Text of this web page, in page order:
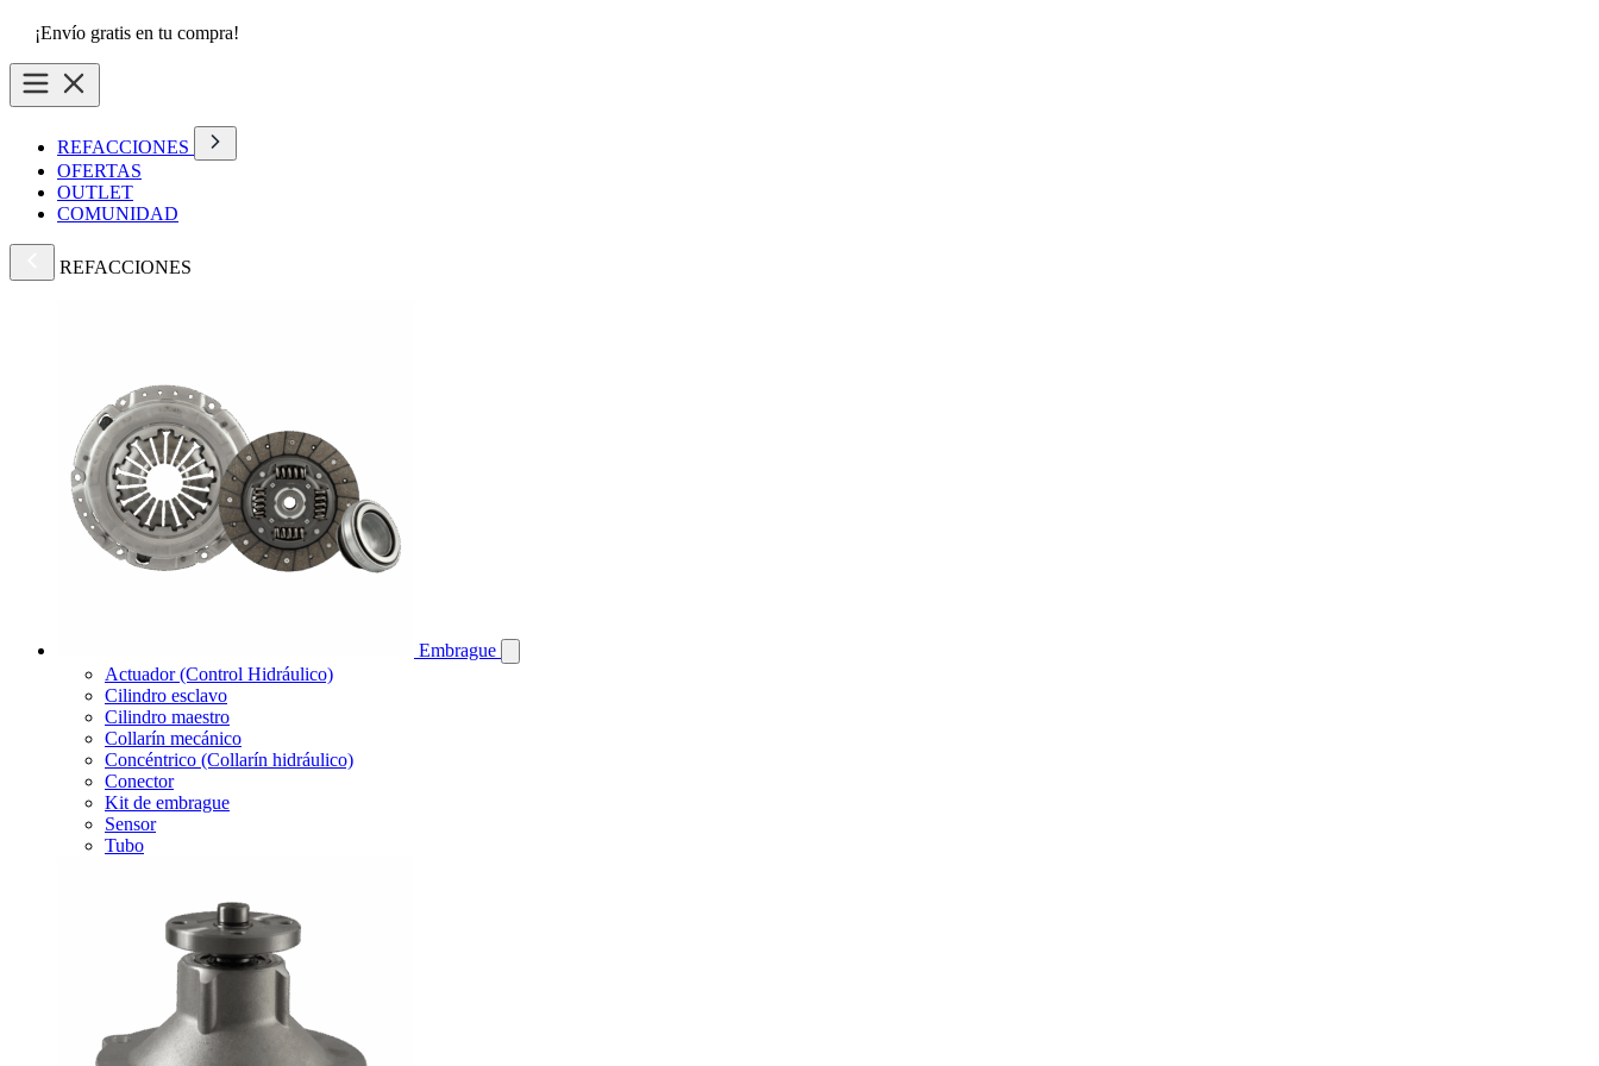
¡Envío gratis en tu compra!
REFACCIONES
OFERTAS
OUTLET
COMUNIDAD
REFACCIONES
Embrague
Actuador (Control Hidráulico)
Cilindro esclavo
Cilindro maestro
Collarín mecánico
Concéntrico (Collarín hidráulico)
Conector
Kit de embrague
Sensor
Tubo